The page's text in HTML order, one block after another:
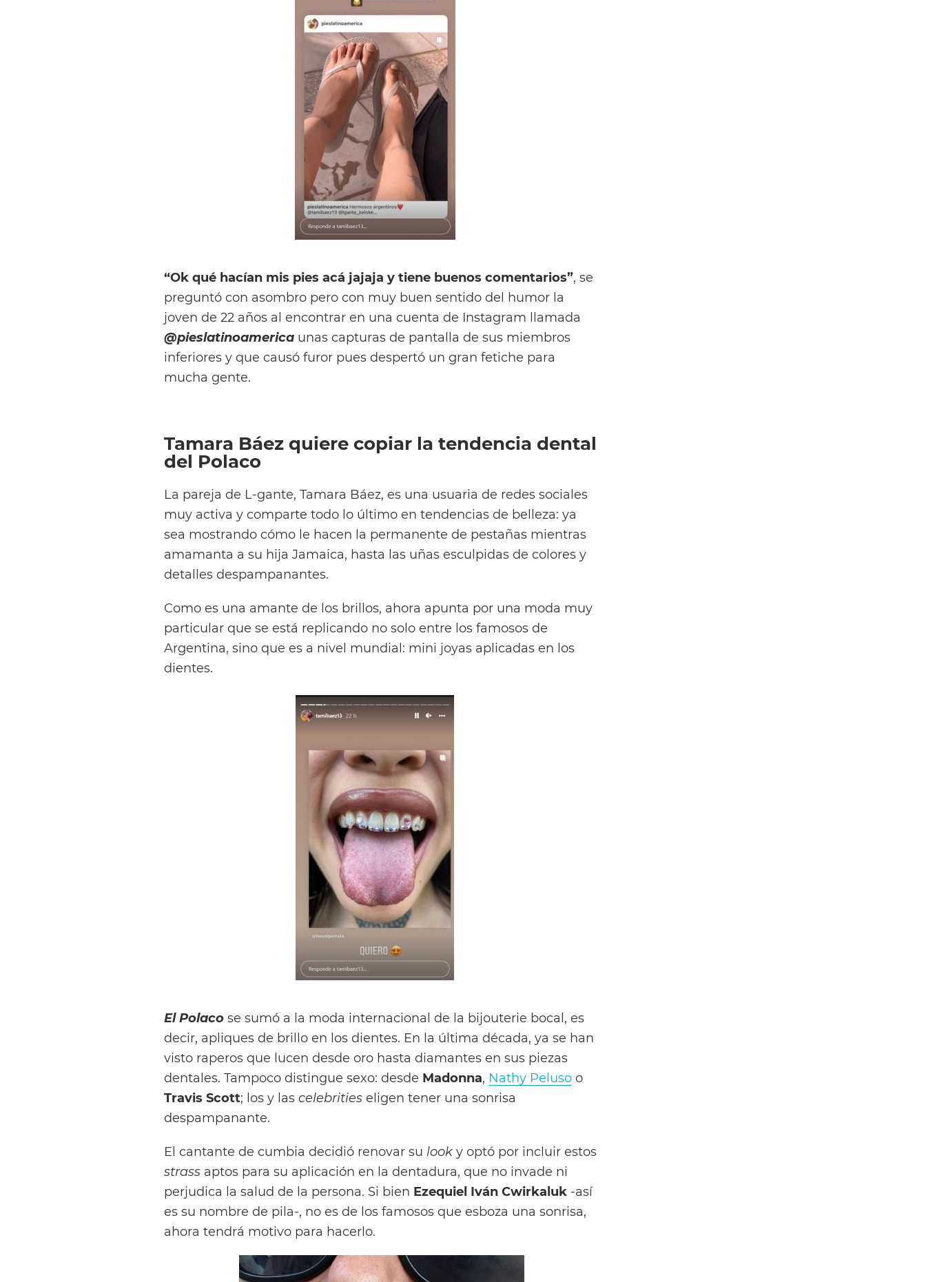
“Ok qué hacían mis pies acá jajaja y tiene buenos comentarios”, se
preguntó con asombro pero con muy buen sentido del humor la
joven de 22 años al encontrar en una cuenta de Instagram llamada
@pieslatinoamerica unas capturas de pantalla de sus miembros
inferiores y que causó furor pues despertó un gran fetiche para
mucha gente.
Tamara Báez quiere copiar la tendencia dental
del Polaco
La pareja de L-gante, Tamara Báez, es una usuaria de redes sociales
muy activa y comparte todo lo último en tendencias de belleza: ya
sea mostrando cómo le hacen la permanente de pestañas mientras
amamanta a su hija Jamaica, hasta las uñas esculpidas de colores y
detalles despampanantes.
Como es una amante de los brillos, ahora apunta por una moda muy
particular que se está replicando no solo entre los famosos de
Argentina, sino que es a nivel mundial: mini joyas aplicadas en los
dientes.
El Polaco se sumó a la moda internacional de la bijouterie bocal, es
decir, apliques de brillo en los dientes. En la última década, ya se han
visto raperos que lucen desde oro hasta diamantes en sus piezas
dentales. Tampoco distingue sexo: desde Madonna, Nathy Peluso o
Travis Scott; los y las celebrities eligen tener una sonrisa
despampanante.
El cantante de cumbia decidió renovar su look y optó por incluir estos
strass aptos para su aplicación en la dentadura, que no invade ni
perjudica la salud de la persona. Si bien Ezequiel Iván Cwirkaluk -así
es su nombre de pila-, no es de los famosos que esboza una sonrisa,
ahora tendrá motivo para hacerlo.